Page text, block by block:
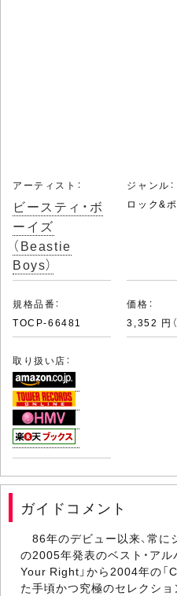
アーティスト：
ビースティ・ボ
ーイズ
（Beastie
Boys）
ジャンル：
ロック&
規格品番：
TOCP-66481
価格：
3,352 円（
取り扱い店：
ガイドコメント
86年のデビュー以来、常
の2005年発表のベスト・ア
Your Right」から2004年の「
た手頃かつ究極のセレクショ